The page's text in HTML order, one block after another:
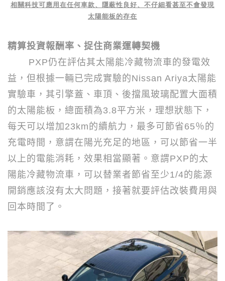
相關科技可應用在任何車款、隱蔽性良好、不仔細看甚至不會發現
太陽能板的存在
精算投資報酬率、捉住商業運轉契機
PXP仍在評估其太陽能冷藏物流車的發電效
益，但根據一輛已完成實驗的Nissan Ariya太陽能
實驗車，其引擎蓋、車頂、後擋風玻璃配置大面積
的太陽能板，總面積為3.8平方米，理想狀態下，
每天可以增加23km的續航力，最多可節省65％的
充電時間，意謂在陽光充足的地區，可以節省一半
以上的電能消耗，效果相當顯著。意謂PXP的太
陽能冷藏物流車，可以替業者節省至少1/4的能源
開銷應該沒有太大問題，接著就要評估改裝費用與
回本時間了。